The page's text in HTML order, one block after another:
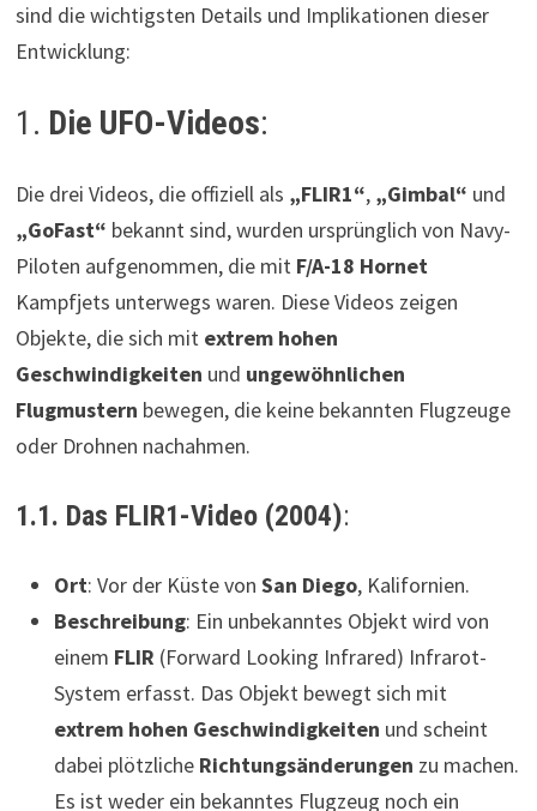
sind die wichtigsten Details und Implikationen dieser
Entwicklung:
1. Die UFO-Videos:
Die drei Videos, die offiziell als „FLIR1“, „Gimbal“ und
„GoFast“ bekannt sind, wurden ursprünglich von Navy-
Piloten aufgenommen, die mit F/A-18 Hornet
Kampfjets unterwegs waren. Diese Videos zeigen
Objekte, die sich mit extrem hohen
Geschwindigkeiten und ungewöhnlichen
Flugmustern bewegen, die keine bekannten Flugzeuge
oder Drohnen nachahmen.
1.1. Das FLIR1-Video (2004):
Ort: Vor der Küste vonSan Diego, Kalifornien.
Beschreibung: Ein unbekanntes Objekt wird von
einem FLIR (Forward Looking Infrared) Infrarot-
System erfasst. Das Objekt bewegt sich mit
extrem hohen Geschwindigkeiten und scheint
dabei plötzliche Richtungsänderungen zu machen.
Es ist weder ein bekanntes Flugzeug noch ein